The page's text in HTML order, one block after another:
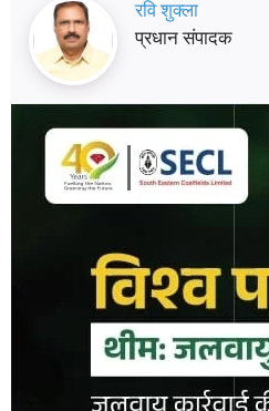
रवि शुक्ला
प्रधान संपादक